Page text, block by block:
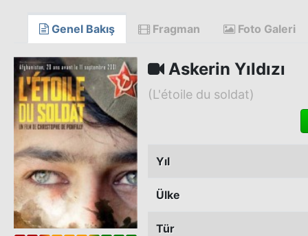
Genel Bakış Fragman Foto Galeri
Askerin Yıldızı
(L'étoile du soldat)
Yıl
Ülke
Tür